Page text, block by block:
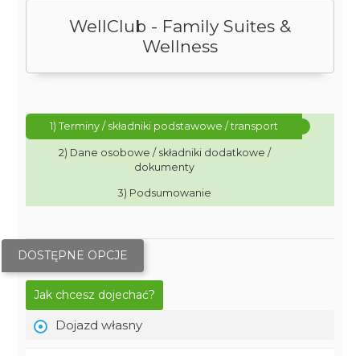
WellClub - Family Suites &
Wellness
1) Terminy / składniki podstawowe / transport
2) Dane osobowe / składniki dodatkowe /
dokumenty
3) Podsumowanie
DOSTĘPNE OPCJE
Jak chcesz dojechać?
Dojazd własny